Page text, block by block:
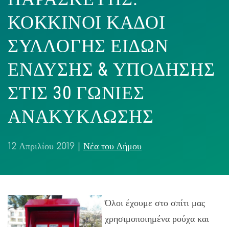
ΚΟΚΚΙΝΟΙ ΚΑΔΟΙ
ΣΥΛΛΟΓΗΣ ΕΙΔΩΝ
ΕΝΔΥΣΗΣ & ΥΠΟΔΗΣΗΣ
ΣΤΙΣ 30 ΓΩΝΙΕΣ
ΑΝΑΚΥΚΛΩΣΗΣ
12 Απριλίου 2019 Νέα του Δήμου
Όλοι έχουμε στο σπίτι μας
χρησιμοποιημένα ρούχα και